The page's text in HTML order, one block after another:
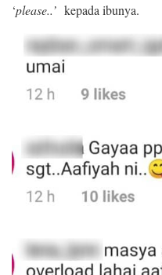
‘please..’ kepada ibunya.